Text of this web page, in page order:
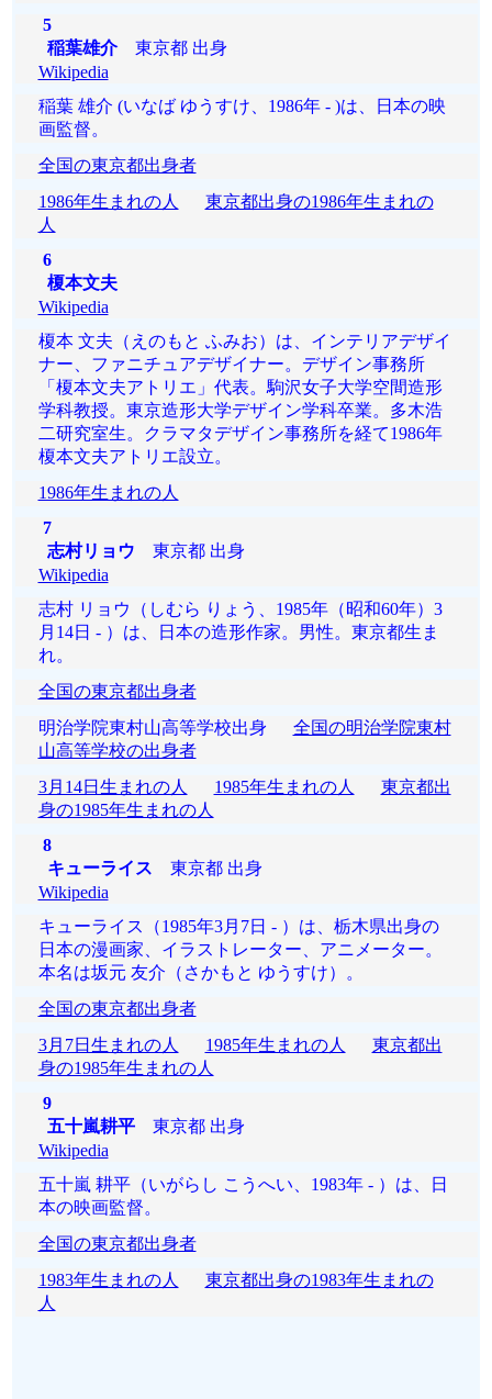
5
稲葉雄介東京都 出身
Wikipedia
稲葉 雄介 (いなば ゆうすけ、1986年 - )は、日本の映
画監督。
全国の東京都出身者
1986年生まれの人
東京都出身の1986年生まれの
人
6
榎本文夫
Wikipedia
榎本 文夫（えのもと ふみお）は、インテリアデザイ
ナー、ファニチュアデザイナー。デザイン事務所
「榎本文夫アトリエ」代表。駒沢女子大学空間造形
学科教授。東京造形大学デザイン学科卒業。多木浩
二研究室生。クラマタデザイン事務所を経て1986年
榎本文夫アトリエ設立。
1986年生まれの人
7
志村リョウ 東京都 出身
Wikipedia
志村 リョウ（しむら りょう、1985年（昭和60年）3
月14日 - ）は、日本の造形作家。男性。東京都生ま
れ。
全国の東京都出身者
明治学院東村山高等学校出身 全国の明治学院東村
山高等学校の出身者
3月14日生まれの人
1985年生まれの人
東京都出
身の1985年生まれの人
8
キューライス 東京都 出身
Wikipedia
キューライス（1985年3月7日 - ）は、栃木県出身の
日本の漫画家、イラストレーター、アニメーター。
本名は坂元 友介（さかもと ゆうすけ）。
全国の東京都出身者
3月7日生まれの人
1985年生まれの人
東京都出
身の1985年生まれの人
9
五十嵐耕平東京都 出身
Wikipedia
五十嵐 耕平（いがらし こうへい、1983年 - ）は、日
本の映画監督。
全国の東京都出身者
1983年生まれの人
東京都出身の1983年生まれの
人